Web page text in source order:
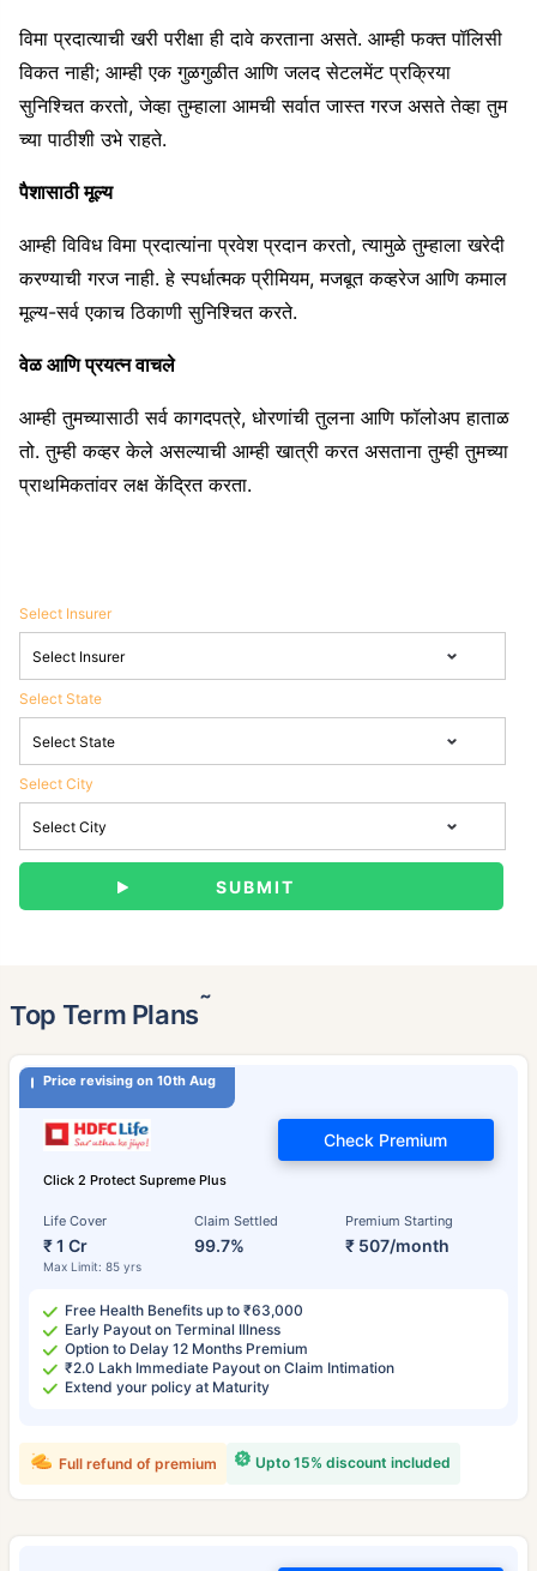
विमा प्रदात्याची खरी परीक्षा ही दावे करताना असते. आम्ही फक्त पॉलिसी
विकत नाही; आम्ही एक गुळगुळीत आणि जलद सेटलमेंट प्रक्रिया
सुनिश्चित करतो, जेव्हा तुम्हाला आमची सर्वात जास्त गरज असते तेव्हा तुम
च्या पाठीशी उभे राहते.
पैशासाठी मूल्य
आम्ही विविध विमा प्रदात्यांना प्रवेश प्रदान करतो, त्यामुळे तुम्हाला खरेदी
करण्याची गरज नाही. हे स्पर्धात्मक प्रीमियम, मजबूत कव्हरेज आणि कमाल
मूल्य-सर्व एकाच ठिकाणी सुनिश्चित करते.
वेळ आणि प्रयत्न वाचले
आम्ही तुमच्यासाठी सर्व कागदपत्रे, धोरणांची तुलना आणि फॉलोअप हाताळ
तो. तुम्ही कव्हर केले असल्याची आम्ही खात्री करत असताना तुम्ही तुमच्या
प्राथमिकतांवर लक्ष केंद्रित करता.
Select Insurer
Select State
Select City
Top Term Plans˜
Price revising on 10th Aug
Click 2 Protect Supreme Plus
Life Cover
₹ 1 Cr
Max Limit: 85 yrs
Claim Settled
99.7%
Premium Starting
₹ 507/month
Check Premium
Free Health Benefits up to ₹63,000
Early Payout on Terminal Illness
Option to Delay 12 Months Premium
₹2.0 Lakh Immediate Payout on Claim Intimation
Extend your policy at Maturity
Upto 15% discount included
Full refund of premium